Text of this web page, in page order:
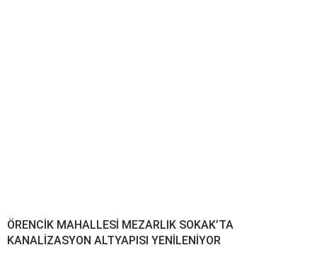
ÖRENCİK MAHALLESİ MEZARLIK SOKAK’TA
KANALİZASYON ALTYAPISI YENİLENİYOR